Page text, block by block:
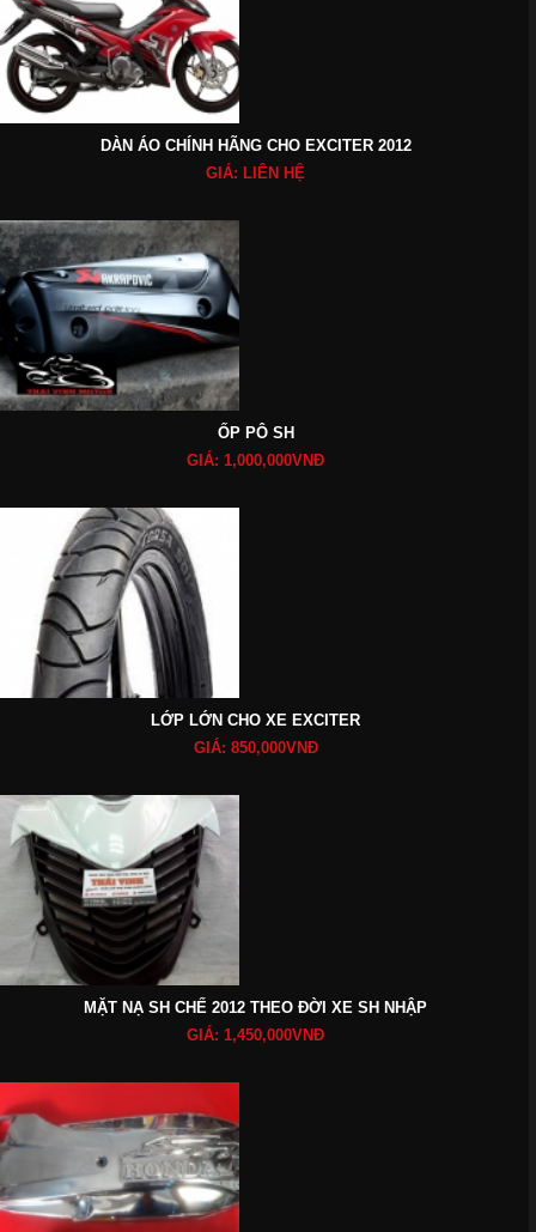
DÀN ÁO CHÍNH HÃNG CHO EXCITER 2012
GIÁ: LIÊN HỆ
ỐP PÔ SH
GIÁ: 1,000,000VNĐ
LỚP LỚN CHO XE EXCITER
GIÁ: 850,000VNĐ
MẶT NẠ SH CHẾ 2012 THEO ĐỜI XE SH NHẬP
GIÁ: 1,450,000VNĐ